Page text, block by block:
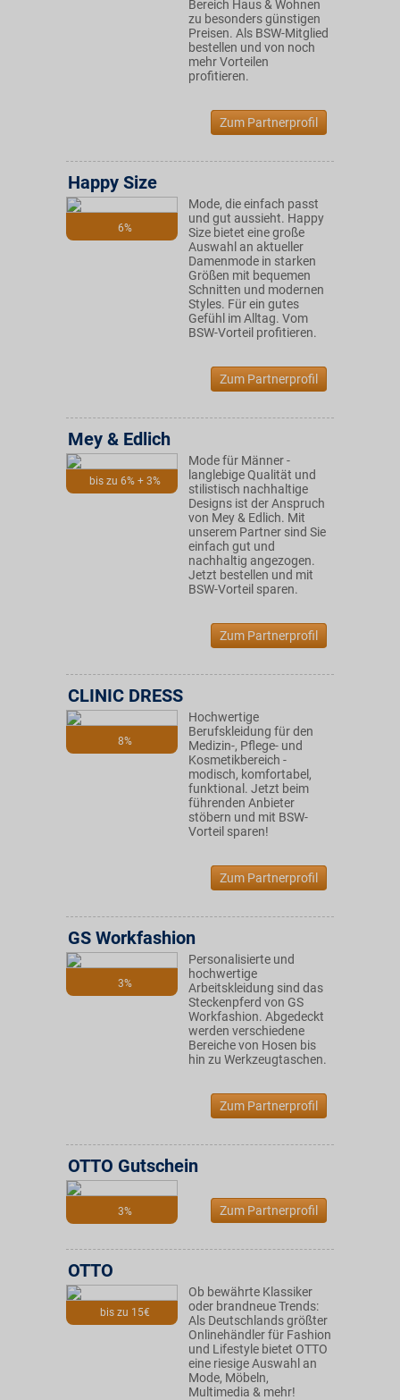
Bereich Haus & Wohnen
zu besonders günstigen
Preisen. Als BSW-Mitglied
bestellen und von noch
mehr Vorteilen
profitieren.
Zum Partnerprofil
6%
Happy Size
Mode, die einfach passt
und gut aussieht. Happy
Size bietet eine große
Auswahl an aktueller
Damenmode in starken
Größen mit bequemen
Schnitten und modernen
Styles. Für ein gutes
Gefühl im Alltag. Vom
BSW-Vorteil profitieren.
Zum Partnerprofil
bis zu 6% + 3%
Mey & Edlich
Mode für Männer -
langlebige Qualität und
stilistisch nachhaltige
Designs ist der Anspruch
von Mey & Edlich. Mit
unserem Partner sind Sie
einfach gut und
nachhaltig angezogen.
Jetzt bestellen und mit
BSW-Vorteil sparen.
Zum Partnerprofil
8%
CLINIC DRESS
Hochwertige
Berufskleidung für den
Medizin-, Pflege- und
Kosmetikbereich -
modisch, komfortabel,
funktional. Jetzt beim
führenden Anbieter
stöbern und mit BSW-
Vorteil sparen!
Zum Partnerprofil
3%
GS Workfashion
Personalisierte und
hochwertige
Arbeitskleidung sind das
Steckenpferd von GS
Workfashion. Abgedeckt
werden verschiedene
Bereiche von Hosen bis
hin zu Werkzeugtaschen.
Zum Partnerprofil
3%
OTTO Gutschein
Zum Partnerprofil
bis zu 15€
OTTO
Ob bewährte Klassiker
oder brandneue Trends:
Als Deutschlands größter
Onlinehändler für Fashion
und Lifestyle bietet OTTO
eine riesige Auswahl an
Mode, Möbeln,
Multimedia & mehr!